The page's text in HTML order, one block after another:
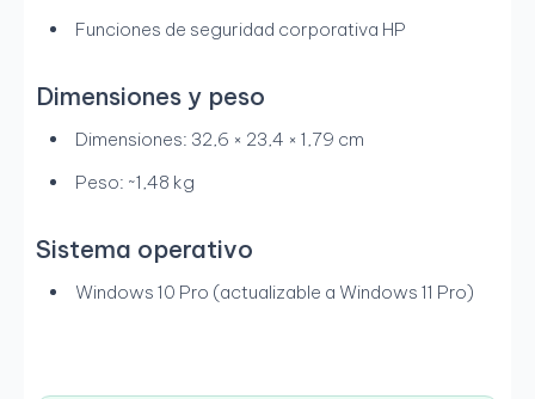
Funciones de seguridad corporativa HP
Dimensiones y peso
Dimensiones: 32,6 × 23,4 × 1,79 cm
Peso: ~1,48 kg
Sistema operativo
Windows 10 Pro (actualizable a Windows 11 Pro)